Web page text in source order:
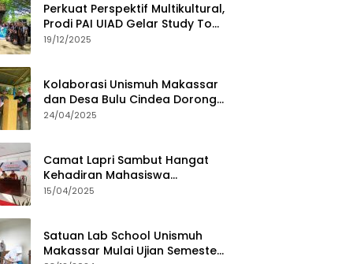
Perkuat Perspektif Multikultural,
Prodi PAI UIAD Gelar Study Tour
ke Kajang
19/12/2025
Kolaborasi Unismuh Makassar
dan Desa Bulu Cindea Dorong
Sentra Garam Industri
24/04/2025
Camat Lapri Sambut Hangat
Kehadiran Mahasiswa
PoltekMu
15/04/2025
Satuan Lab School Unismuh
Makassar Mulai Ujian Semester,